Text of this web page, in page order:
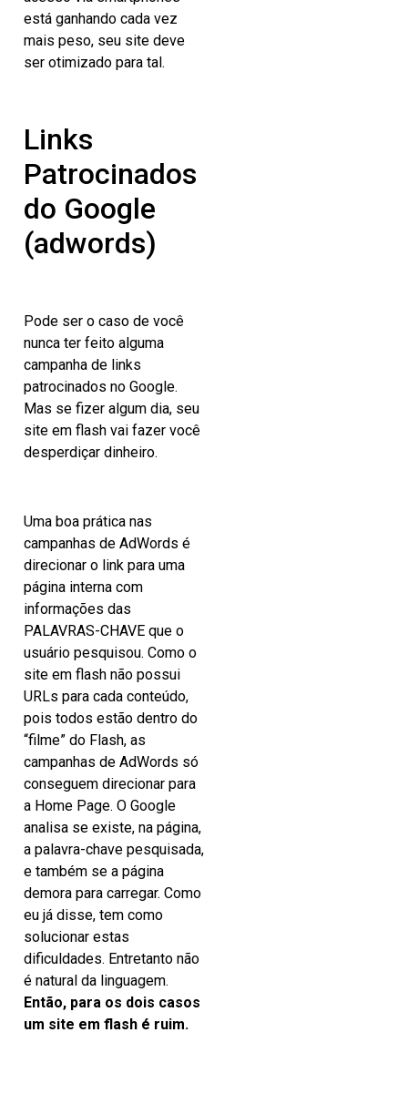
está ganhando cada vez
mais peso, seu site deve
ser otimizado para tal.
Links
Patrocinados
do Google
(adwords)
Pode ser o caso de você
nunca ter feito alguma
campanha de links
patrocinados no Google.
Mas se fizer algum dia, seu
site em flash vai fazer você
desperdiçar dinheiro.
Uma boa prática nas
campanhas de AdWords é
direcionar o link para uma
página interna com
informações das
PALAVRAS-CHAVE que o
usuário pesquisou. Como o
site em flash não possui
URLs para cada conteúdo,
pois todos estão dentro do
“filme” do Flash, as
campanhas de AdWords só
conseguem direcionar para
a Home Page. O Google
analisa se existe, na página,
a palavra-chave pesquisada,
e também se a página
demora para carregar. Como
eu já disse, tem como
solucionar estas
dificuldades. Entretanto não
é natural da linguagem.
Então, para os dois casos
um site em flash é ruim.